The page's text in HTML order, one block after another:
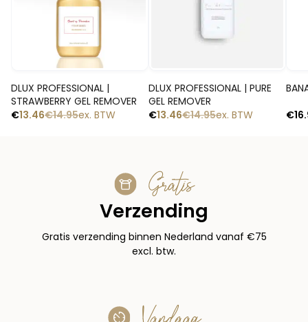
DLUX PROFESSIONAL |
STRAWBERRY GEL REMOVER
€14.95
€13.46 ex. BTW
DLUX PROFESSIONAL | PURE
GEL REMOVER
€14.95
€13.46 ex. BTW
€
Gratis
Verzending
Gratis verzending binnen Nederland vanaf €75
excl. btw.